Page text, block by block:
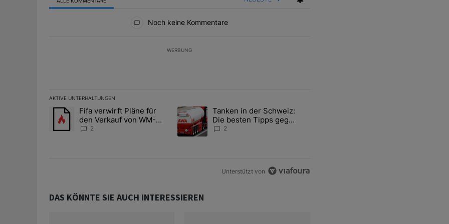
Noch keine Kommentare
WERBUNG
AKTIVE UNTERHALTUNGEN
Das Folgende ist eine Liste der am meisten kommentierten Artikel der letzten 7 days.
Ein Trendartikel mit dem Titel "Fifa verwirft Pläne für den Verkauf von WM-Anteilen" mit 2 kommentare.
Fifa verwirft Pläne für
den Verkauf von WM-
Anteilen
2
Ein Trendartikel mit dem Titel "Tanken in der Schweiz: Die besten Tipps gegen
Tanken in der Schweiz:
Die besten Tipps gegen
teuren Sprit
2
Unterstützt von
DAS KÖNNTE SIE AUCH INTERESSIEREN